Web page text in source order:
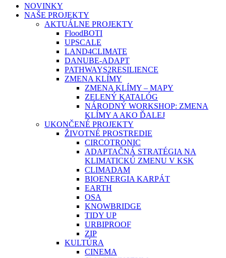
Close
Menu
NOVINKY
NAŠE PROJEKTY
AKTUÁLNE PROJEKTY
FloodBOTI
UPSCALE
LAND4CLIMATE
DANUBE-ADAPT
PATHWAYS2RESILIENCE
ZMENA KLÍMY
ZMENA KLÍMY – MAPY
ZELENÝ KATALÓG
NÁRODNÝ WORKSHOP: ZMENA
KLÍMY A AKO ĎALEJ
UKONČENÉ PROJEKTY
ŽIVOTNÉ PROSTREDIE
CIRCOTRONIC
ADAPTAČNÁ STRATÉGIA NA
KLIMATICKÚ ZMENU V KSK
CLIMADAM
BIOENERGIA KARPÁT
EARTH
OSA
KNOWBRIDGE
TIDY UP
URBIPROOF
ZIP
KULTÚRA
CINEMA